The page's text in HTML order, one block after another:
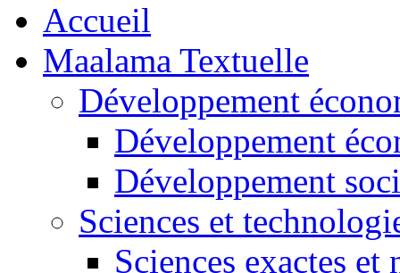
Accueil
Maalama Textuelle
Développement
Développement
Développement
Sciences et
Sciences exactes et